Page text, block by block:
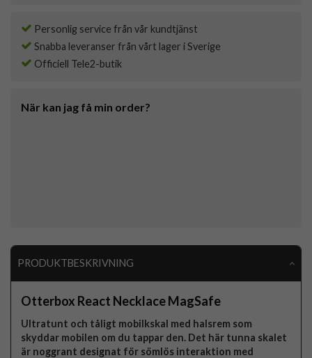
Personlig service från vår kundtjänst
Snabba leveranser från vårt lager i Sverige
Officiell Tele2-butik
När kan jag få min order?
PRODUKTBESKRIVNING
Otterbox React Necklace MagSafe
Ultratunt och tåligt mobilkskal med halsrem som
skyddar mobilen om du tappar den. Det här tunna skalet
är noggrant designat för sömlös interaktion med